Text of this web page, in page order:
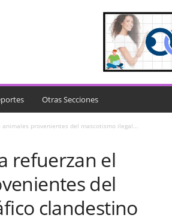
Otras Secciones
provenientes del mascotismo ilegal...
refuerzan el
del
clandestino